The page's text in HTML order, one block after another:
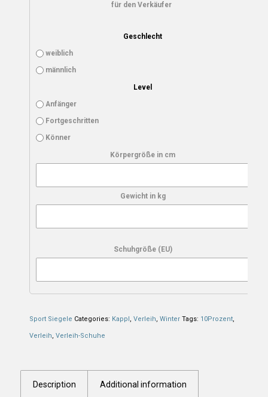
für den Verkäufer
Geschlecht
weiblich
männlich
Level
Anfänger
Fortgeschritten
Könner
Körpergröße in cm
Gewicht in kg
Schuhgröße (EU)
Sport Siegele Categories: Kappl , Verleih, Winter Tags: 10Prozent,
Verleih, Verleih-Schuhe
Description Additional information